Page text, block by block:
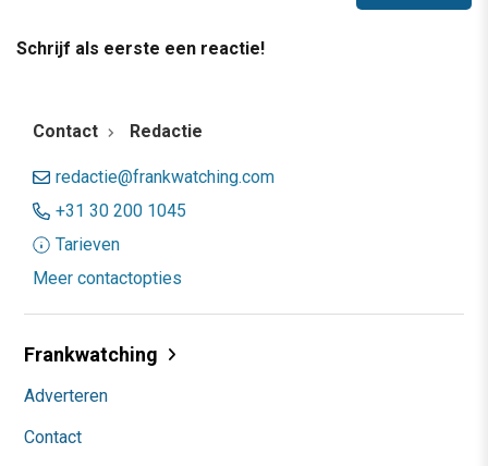
Schrijf als eerste een reactie!
Contact Redactie
redactie@frankwatching.com
+31 30 200 1045
Tarieven
Meer contactopties
Frankwatching
Adverteren
Contact